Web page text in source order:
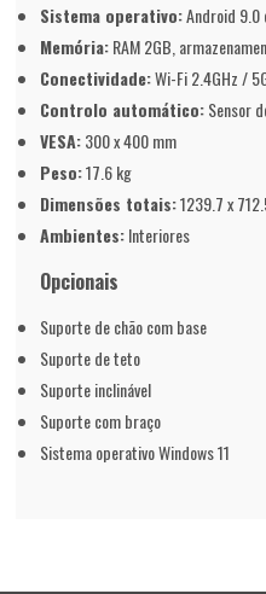
Sistema operativo:Android 9.0
Memória:RAM 2GB,
Conectividade:Wi-Fi 2.4GHz /
Controlo automático:Sensor
VESA:300 x 400 mm
Peso:17.6 kg
Dimensões totais:1239.7 x
Ambientes:Interiores
Opcionais
Suporte de chão com base
Suporte de teto
Suporte inclinável
Suporte com braço
Sistema operativo Windows 11